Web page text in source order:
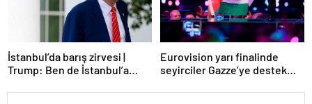
İstanbul’da barış zirvesi |
Trump: Ben de İstanbul’a
Eurovision yarı finalinde
seyirciler Gazze’ye destek